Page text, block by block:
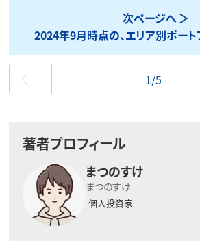
次ページへ
2024年9月時点の、エリア別ポート
最初
1/5
著者プロフィール
まつのすけ
まつのすけ
個人投資家